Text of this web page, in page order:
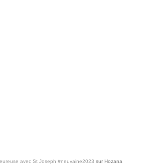
avec St Joseph #neuvaine2023 sur Hozana